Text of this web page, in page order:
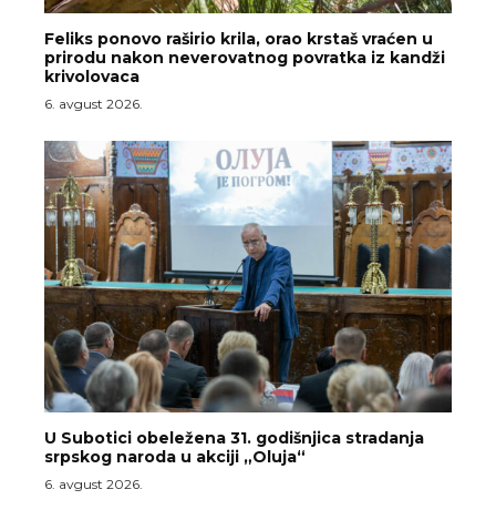
Feliks ponovo raširio krila, orao krstaš vraćen u
prirodu nakon neverovatnog povratka iz kandži
krivolovaca
6. avgust 2026.
U Subotici obeležena 31. godišnjica stradanja
srpskog naroda u akciji „Oluja“
6. avgust 2026.